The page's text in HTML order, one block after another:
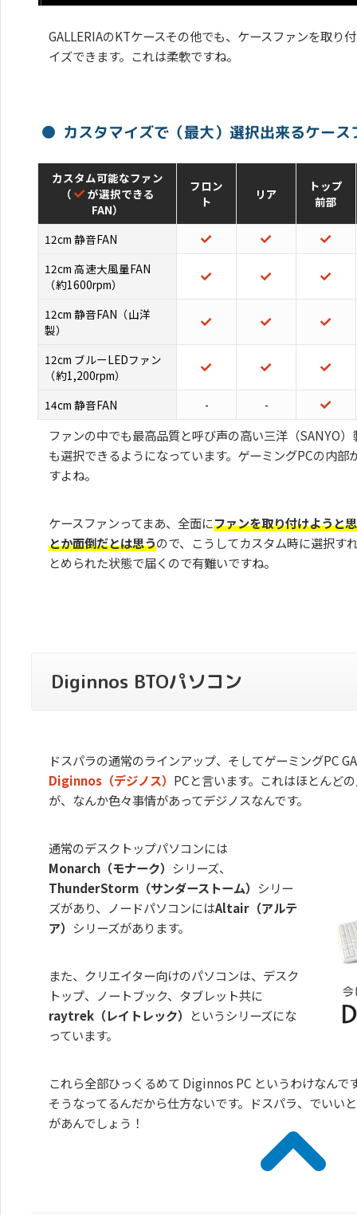
GALLERIAのKTケースその他でも、ケースファンを取り
イズできます。これは柔軟ですね。
カスタマイズで（最大）選択出来るケース
カスタム可能なファン
（
が選択できる
FAN）
フロン
ト
リア
トップ
前部
12cm 静音FAN
12cm 高速大風量FAN
（約1600rpm）
12cm 静音FAN（山洋
製）
12cm ブルーLEDファン
（約1,200rpm）
14cm 静音FAN
- -
ファンの中でも最高品質と呼び声の高い三洋（SANYO
も選択できるようになっています。ゲーミングPCの内
すよね。
ケースファンってまあ、全面にファンを取り付けようと
とか面倒だとは思うので、こうしてカスタム時に選択す
とめられた状態で届くので有難いですね。
Diginnos BTOパソコン
ドスパラの通常のラインアップ、そしてゲーミングPC
Diginnos（デジノス） PCと言います。これはほとんど
が、なんか色々事情があってデジノスなんです。
通常のデスクトップパソコンには
Monarch（モナーク） シリーズ、
ThunderStorm（サンダーストーム） シリー
ズがあり、ノードパソコンにはAltair（アルテ
ア） シリーズがあります。
また、クリエイター向けのパソコンは、デスク
トップ、ノートブック、タブレット共に
raytrek（レイトレック） というシリーズにな
っています。
これら全部ひっくるめて Diginnos PC というわけなんで
そうなってるんだから仕方ないです。ドスパラ、でいい
があんでしょう！